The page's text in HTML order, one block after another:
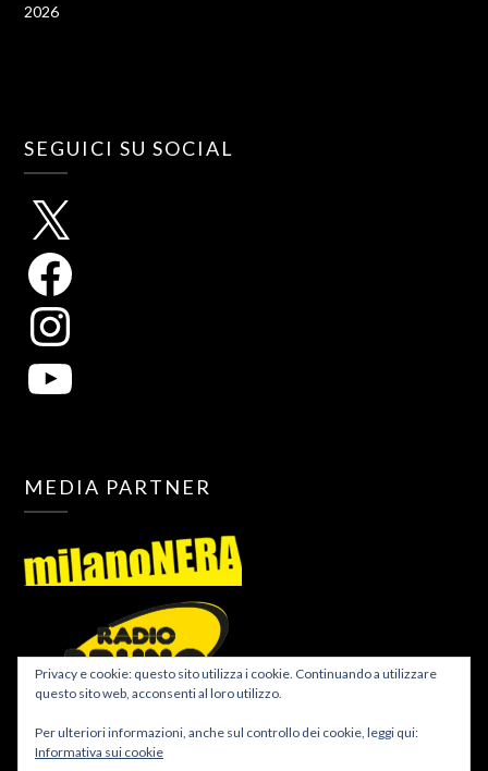
2026
SEGUICI SU SOCIAL
MEDIA PARTNER
Privacy e cookie: questo sito utilizza i cookie. Continuando a utilizzare
questo sito web, acconsenti al loro utilizzo.
Per ulteriori informazioni, anche sul controllo dei cookie, leggi qui:
Informativa sui cookie